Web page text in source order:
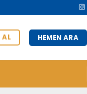
AL HEMEN ARA